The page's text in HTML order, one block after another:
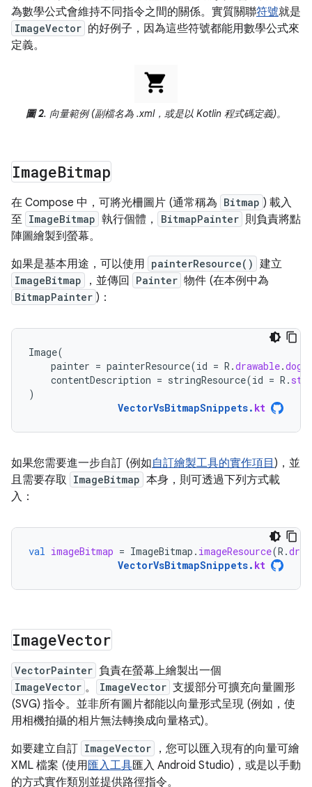
為數學公式會維持不同指令之間的關係。實質關聯符號就是
ImageVector 的好例子，因為這些符號都能用數學公式來
定義。
圖 2. 向量範例 (副檔名為 .xml，或是以 Kotlin 程式碼定義)。
ImageBitmap
在 Compose 中，可將光柵圖片 (通常稱為 Bitmap ) 載入
至 ImageBitmap 執行個體， BitmapPainter 則負責將點
陣圖繪製到螢幕。
如果是基本用途，可以使用 painterResource() 建立
ImageBitmap ，並傳回 Painter 物件 (在本例中為
BitmapPainter )：
Image(
painter = painterResource(id = R .drawable.dog
contentDescription = stringResource(id = R .
)
VectorVsBitmapSnippets. kt
如果您需要進一步自訂 (例如自訂繪製工具的實作項目)，並
且需要存取
ImageBitmap 本身，則可透過下列方式載
入：
val imageBitmap = ImageBitmap . imageResource(R .
VectorVsBitmapSnippets. kt
ImageVector
VectorPainter 負責在螢幕上繪製出一個
ImageVector 。 ImageVector 支援部分可擴充向量圖形
(SVG) 指令。並非所有圖片都能以向量形式呈現 (例如，使
用相機拍攝的相片無法轉換成向量格式)。
如要建立自訂 ImageVector
，您可以匯入現有的向量可繪
XML 檔案 (使用匯入工具匯入 Android Studio)，或是以手動
的方式實作類別並提供路徑指令。